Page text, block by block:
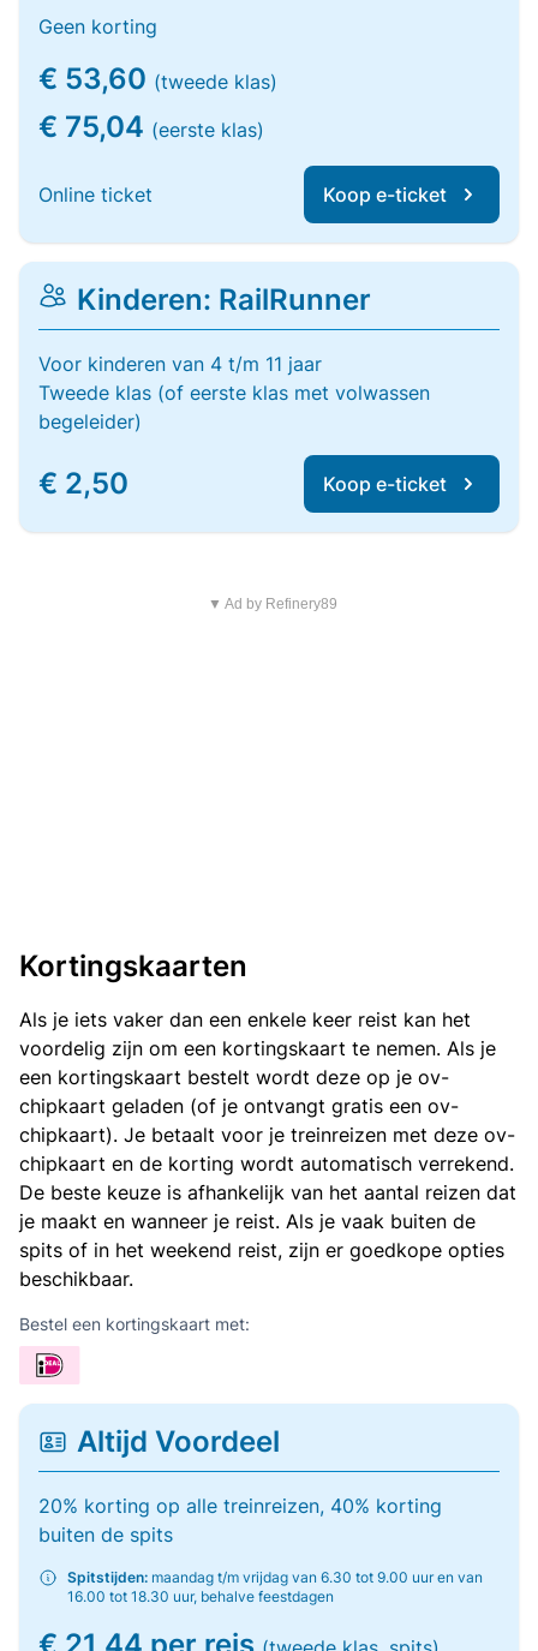
Geen korting
€ 53,60 (tweede klas)
€ 75,04 (eerste klas)
Online ticket Koop e-ticket
Kinderen: RailRunner
Voor kinderen van 4 t/m 11 jaar
Tweede klas (of eerste klas met volwassen
begeleider)
€ 2,50 Koop e-ticket
▼ Ad by Refinery89
Kortingskaarten
Als je iets vaker dan een enkele keer reist kan het
voordelig zijn om een kortingskaart te nemen. Als je
een kortingskaart bestelt wordt deze op je ov-
chipkaart geladen (of je ontvangt gratis een ov-
chipkaart). Je betaalt voor je treinreizen met deze ov-
chipkaart en de korting wordt automatisch verrekend.
De beste keuze is afhankelijk van het aantal reizen dat
je maakt en wanneer je reist. Als je vaak buiten de
spits of in het weekend reist, zijn er goedkope opties
beschikbaar.
Bestel een kortingskaart met:
Altijd Voordeel
20% korting op alle treinreizen, 40% korting
buiten de spits
Spitstijden: maandag t/m vrijdag van 6.30 tot 9.00 uur en van
16.00 tot 18.30 uur, behalve feestdagen